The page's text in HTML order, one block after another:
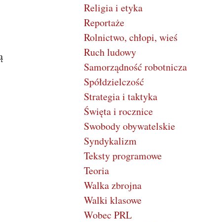
Religia i etyka
Reportaże
Rolnictwo, chłopi, wieś
Ruch ludowy
Samorządność robotnicza
Spółdzielczość
Strategia i taktyka
Święta i rocznice
Swobody obywatelskie
Syndykalizm
Teksty programowe
Teoria
Walka zbrojna
Walki klasowe
Wobec PRL